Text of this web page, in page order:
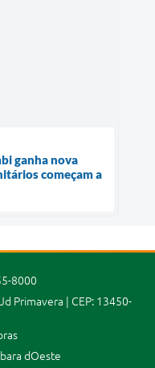
ganha nova
começam a
8000
Primavera | CEP: 13450-
dOeste